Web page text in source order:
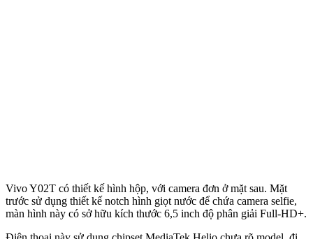
Vivo Y02T có thiết kế hình hộp, với camera đơn ở mặt sau. Mặt
trước sử dụng thiết kế notch hình giọt nước để chứa camera selfie,
màn hình này có sở hữu kích thước 6,5 inch độ phân giải Full-HD+.